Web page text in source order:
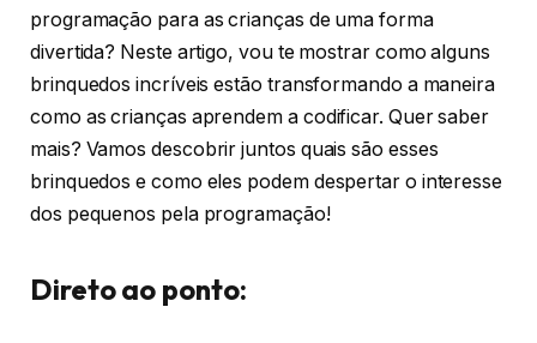
programação para as crianças de uma forma
divertida? Neste artigo, vou te mostrar como alguns
brinquedos incríveis estão transformando a maneira
como as crianças aprendem a codificar. Quer saber
mais? Vamos descobrir juntos quais são esses
brinquedos e como eles podem despertar o interesse
dos pequenos pela programação!
Direto ao ponto: